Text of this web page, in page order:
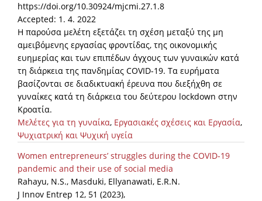
News & Information
News
Events
Press Centre
"Innovation, Research & Technology" magazine
Contact
Helpdesks
Telephone & email Directory
https://doi.org/10.30924/mjcmi.27.1.8
Accepted: 1. 4. 2022
Η παρούσα μελέτη εξετάζει τη σχέση μεταξύ της μη
αμειβόμενης εργασίας φροντίδας, της οικονομικής
ευημερίας και των επιπέδων άγχους των γυναικών κατά
τη διάρκεια της πανδημίας COVID-19. Τα ευρήματα
βασίζονται σε διαδικτυακή έρευνα που διεξήχθη σε
γυναίκες κατά τη διάρκεια του δεύτερου lockdown στην
Κροατία.
Μελέτες για τη γυναίκα, Εργασιακές σχέσεις και Εργασία,
Ψυχιατρική και Ψυχική υγεία
Women entrepreneurs’ struggles during the COVID-19
pandemic and their use of social media
Rahayu, N.S., Masduki, Ellyanawati, E.R.N.
J Innov Entrep 12, 51 (2023),